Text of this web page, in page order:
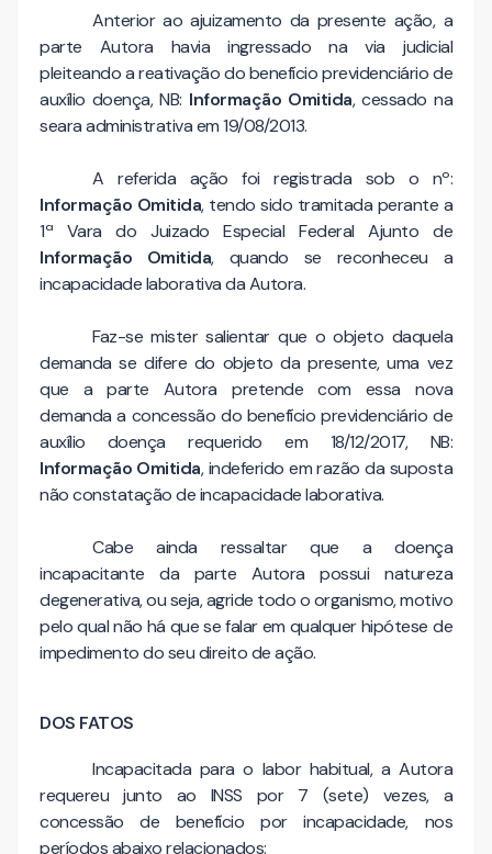
Anterior ao ajuizamento da presente ação, a
parte Autora havia ingressado na via judicial
pleiteando a reativação do benefício previdenciário de
auxílio doença, NB: Informação Omitida, cessado na
seara administrativa em 19/08/2013.
A referida ação foi registrada sob o nº:
Informação Omitida, tendo sido tramitada perante a
1ª Vara do Juizado Especial Federal Ajunto de
Informação Omitida, quando se reconheceu a
incapacidade laborativa da Autora.
Faz-se mister salientar que o objeto daquela
demanda se difere do objeto da presente, uma vez
que a parte Autora pretende com essa nova
demanda a concessão do benefício previdenciário de
auxílio doença requerido em 18/12/2017, NB:
Informação Omitida, indeferido em razão da suposta
não constatação de incapacidade laborativa.
Cabe ainda ressaltar que a doença
incapacitante da parte Autora possui natureza
degenerativa, ou seja, agride todo o organismo, motivo
pelo qual não há que se falar em qualquer hipótese de
impedimento do seu direito de ação.
DOS FATOS
Incapacitada para o labor habitual, a Autora
requereu junto ao INSS por 7 (sete) vezes, a
concessão de benefício por incapacidade, nos
períodos abaixo relacionados: